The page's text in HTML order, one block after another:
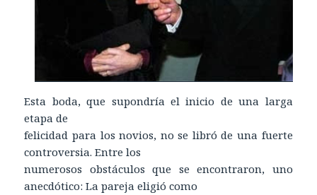
Esta boda, que supondría el inicio de una larga
etapa de
felicidad para los novios, no se libró de una fuerte
controversia. Entre los
numerosos obstáculos que se encontraron, uno
anecdótico: La pareja eligió como